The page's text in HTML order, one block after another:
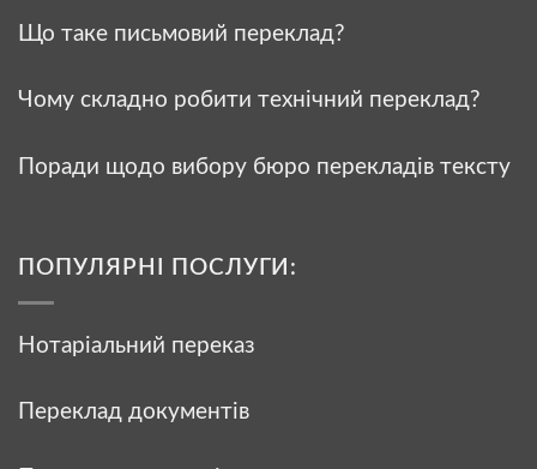
Що таке письмовий переклад?
Чому складно робити технічний переклад?
Поради щодо вибору бюро перекладів тексту
ПОПУЛЯРНІ ПОСЛУГИ:
Нотаріальний переказ
Переклад документів